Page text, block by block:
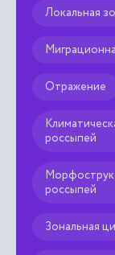
Локальная
Отражение
россыпей
россыпей
Зональная